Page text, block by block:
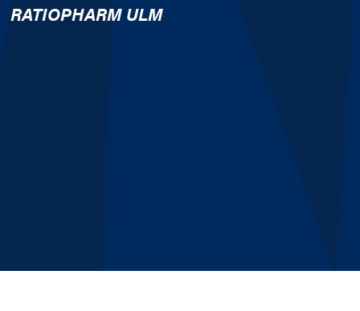
RATIOPHARM ULM